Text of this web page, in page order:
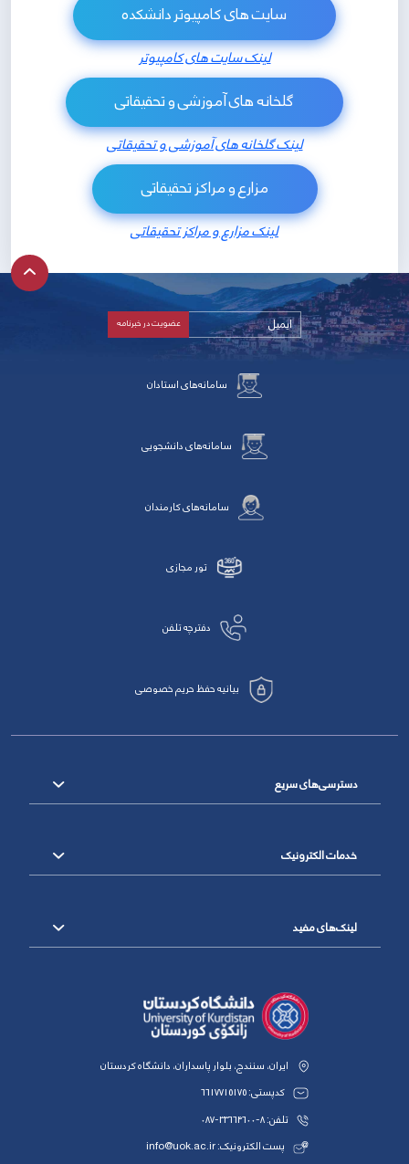
سایت های کامپیوتر دانشکده
لینک سایت های کامپیوتر
گلخانه های آموزشی و تحقیقاتی
لینک گلخانه های آموزشی و تحقیقاتی
مزارع و مراکز تحقیقاتی
لینک مزارع و مراکز تحقیقاتی
سامانه‌های استادان
سامانه‌های دانشجویی
سامانه‌های کارمندان
تور مجازی
دفترچه تلفن
بیانیه حفظ حریم خصوصی
دسترسی‌های سریع
خدمات الکترونیک
لینک‌های مفید
ایران، سنندج، بلوار پاسداران، دانشگاه کردستان
کدپستی: 6617715175
تلفن: 8-33664600-087
پست الکترونیک: info@uok.ac.ir